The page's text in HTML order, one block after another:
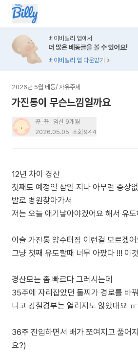
베이비빌리 앱에서
더 많은 베동글을 볼 수 있어요!
베이비빌리 앱 다운받기
2026년 5월 베동/ 자유주제
가진통이 무슨느낌일까요
뀨_뀨
임신 9개월
2026.05.05 조회 944
12년 차이 경산
첫째도 예정일 삼일 지나 아무런 증상
발로 병원찾아가서
저는 오늘 애기낳아야겠어요 해서 유도
이슬 가진통 양수터짐 이런걸 모르겠어
그냥 첫째 유도할때 너무 아팠다 !!! 이
경산모는 좀 빠르다 그러시는데
35주에 자리잡았던 둘찌가 경로를 바
니고 강철경부는 열리지도 않았대요
36주 진입하면서 배가 쪼여지고 풀어
요?)